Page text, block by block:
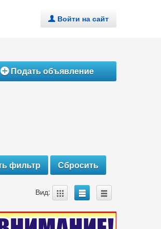
. Войти на сайт
ÁПодать объявление
Вид: A B C